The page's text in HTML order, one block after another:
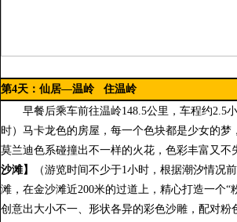
第4天：仙居—温岭 住温岭
早餐后乘车前往温岭148.5公里，车程约2.5
时）马卡龙色的房屋，每一个色块都是少女的
莫兰迪色系碰撞出不一样的火花，色彩丰富又不
沙滩】
（游览时间不少于1小时，根据潮汐情况
滩，在金沙滩近200米的过道上，精心打造一个
创意出大小不一、形状各异的彩色沙雕，配对